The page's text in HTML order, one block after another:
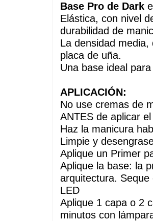
Base Pro de Dark
Elástica, con nivel
durabilidad de
La densidad
placa de uña.
Una base ideal
APLICACIÓN:
No use cremas de
ANTES de aplicar
Haz la manicura
Limpie y
Aplique un Primer
Aplique la base: la
arquitectura.
LED
Aplique 1 capa o 2
minutos con